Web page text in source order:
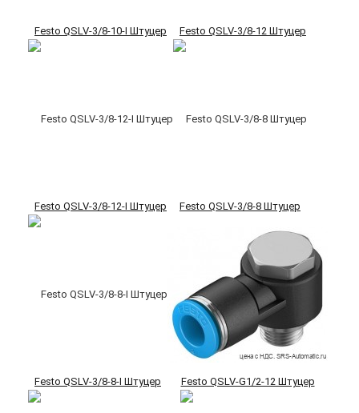
Festo QSLV-3/8-10-I Штуцер Festo QSLV-3/8-12 Штуцер
Festo QSLV-3/8-12-I Штуцер Festo QSLV-3/8-8 Штуцер
Festo QSLV-3/8-8-I Штуцер Festo QSLV-G1/2-12 Штуцер